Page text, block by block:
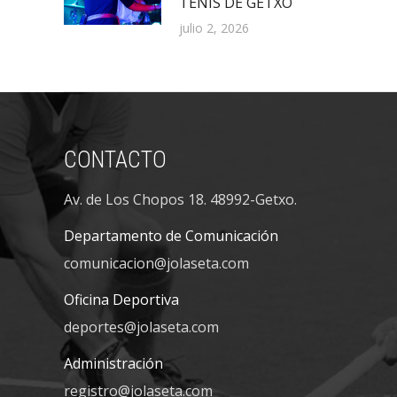
julio 2, 2026
CONTACTO
Av. de Los Chopos 18. 48992-Getxo.
Departamento de Comunicación
comunicacion@jolaseta.com
Oficina Deportiva
deportes@jolaseta.com
Administración
registro@jolaseta.com